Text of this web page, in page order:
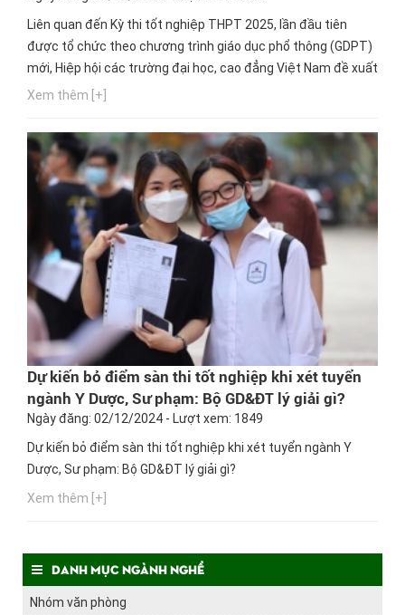
Liên quan đến Kỳ thi tốt nghiệp THPT 2025, lần đầu tiên
được tổ chức theo chương trình giáo dục phổ thông (GDPT)
mới, Hiệp hội các trường đại học, cao đẳng Việt Nam đề xuất
Bộ Giáo dục và Đào tạo (GD&ĐT) tăng thời gian làm bài thi
"đoán mò" trong dạng thức câu hỏi đúng, sai.
Xem thêm [+]
Dự kiến bỏ điểm sàn thi tốt nghiệp khi xét tuyển
ngành Y Dược, Sư phạm: Bộ GD&ĐT lý giải gì?
Ngày đăng: 02/12/2024 - Lượt xem: 1849
Dự kiến bỏ điểm sàn thi tốt nghiệp khi xét tuyển ngành Y
Dược, Sư phạm: Bộ GD&ĐT lý giải gì?
Xem thêm [+]
Danh mục ngành nghề
Nhóm văn phòng